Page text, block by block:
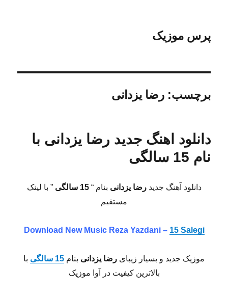
پرس موزیک
برچسب:رضا یزدانی
دانلود اهنگ جدید رضا یزدانی با
نام 15 سالگی
دانلود آهنگ جدید رضا یزدانی بنام “ 15 سالگی
” با لینک
مستقیم
Download New Music Reza Yazdani – 15 Salegi
موزیک جدید و بسیار زیبای رضا یزدانی بنام 15 سالگی
با
بالاترین کیفیت در آوا موزیک